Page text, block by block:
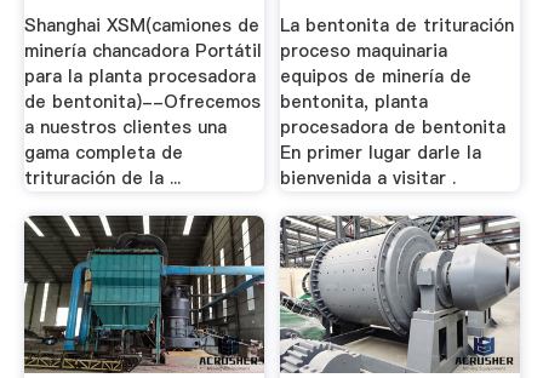
Shanghai XSM(camiones de
minería chancadora Portátil
para la planta procesadora
de bentonita)--Ofrecemos
a nuestros clientes una
gama completa de
trituración de la ...
La bentonita de trituración
proceso maquinaria
equipos de minería de
bentonita, planta
procesadora de bentonita
En primer lugar darle la
bienvenida a visitar .